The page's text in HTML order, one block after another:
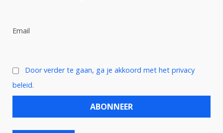
Email
Door verder te gaan, ga je akkoord met het privacy
beleid.